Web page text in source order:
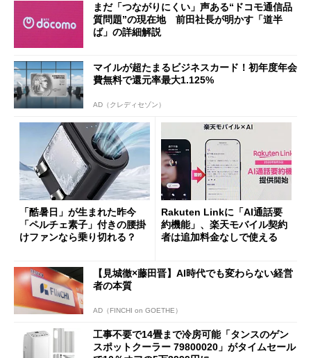
まだ「つながりにくい」声ある“ドコモ通信品
質問題”の現在地 前田社長が明かす「道半
ば」の詳細解説
マイルが超たまるビジネスカード！初年度年会
費無料で還元率最大1.125%
AD（クレディセゾン）
「酷暑日」が生まれた昨今
「ペルチェ素子」付きの腰掛
けファンなら乗り切れる？
Rakuten Linkに「AI通話要
約機能」、楽天モバイル契約
者は追加料金なしで使える
【見城徹×藤田晋】AI時代でも変わらない経営
者の本質
AD（FINCHI on GOETHE）
工事不要で14畳まで冷房可能「タンスのゲン
スポットクーラー 79800020」がタイムセール